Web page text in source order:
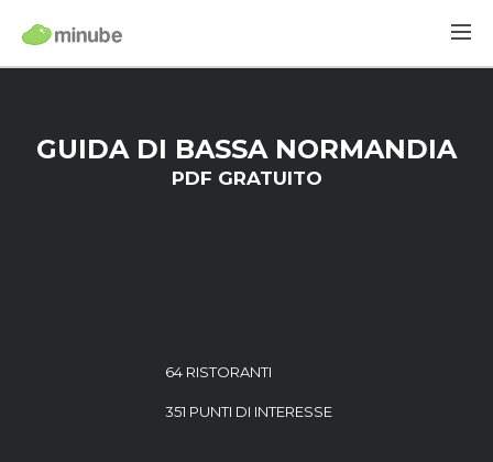
GUIDA DI BASSA NORMANDIA
PDF GRATUITO
64 RISTORANTI
351 PUNTI DI INTERESSE